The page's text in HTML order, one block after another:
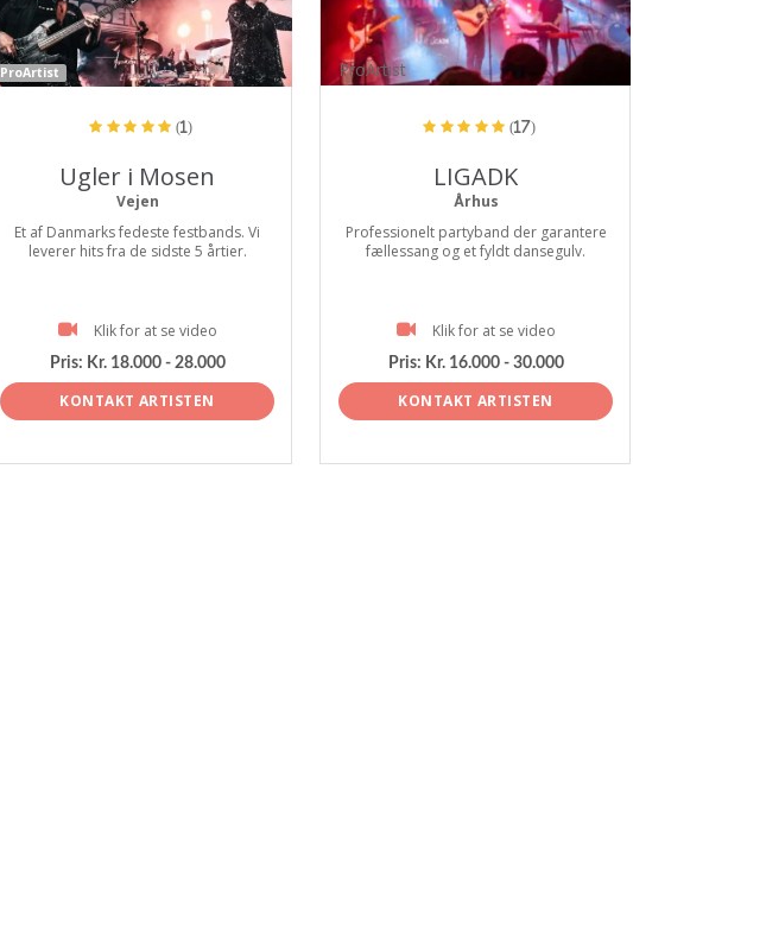
ProArtist
(1)
Ugler i Mosen
Vejen
Et af Danmarks fedeste festbands. Vi
leverer hits fra de sidste 5 årtier.
Klik for at se video
Pris: Kr. 18.000 - 28.000
KONTAKT ARTISTEN
ProArtist
(17)
LIGADK
Århus
Professionelt partyband der garantere
fællessang og et fyldt dansegulv.
Klik for at se video
Pris: Kr. 16.000 - 30.000
KONTAKT ARTISTEN